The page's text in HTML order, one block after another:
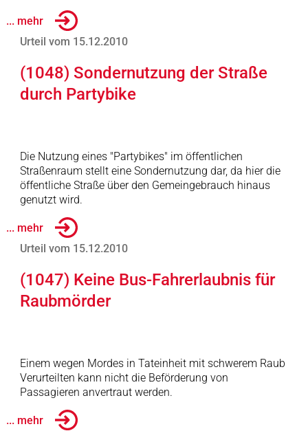
... mehr
Urteil vom 15.12.2010
(1048) Sondernutzung der Straße
durch Partybike
Die Nutzung eines "Partybikes" im öffentlichen
Straßenraum stellt eine Sondernutzung dar, da hier die
öffentliche Straße über den Gemeingebrauch hinaus
genutzt wird.
... mehr
Urteil vom 15.12.2010
(1047) Keine Bus-Fahrerlaubnis für
Raubmörder
Einem wegen Mordes in Tateinheit mit schwerem Raub
Verurteilten kann nicht die Beförderung von
Passagieren anvertraut werden.
... mehr